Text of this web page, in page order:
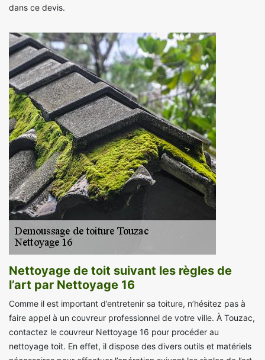
dans ce devis.
Nettoyage de toit suivant les règles de
l’art par Nettoyage 16
Comme il est important d’entretenir sa toiture, n’hésitez pas à
faire appel à un couvreur professionnel de votre ville. À Touzac,
contactez le couvreur Nettoyage 16 pour procéder au
nettoyage toit. En effet, il dispose des divers outils et matériels